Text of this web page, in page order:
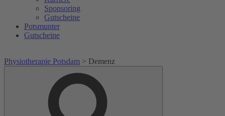
Sponsoring
Gutscheine
Potsmunter
Gutscheine
Physiotherapie Potsdam > Demenz